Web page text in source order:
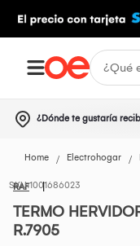
¿Dónde te gustaría
Home Electrohogar
RAF1001686023
TERMO
R.7905